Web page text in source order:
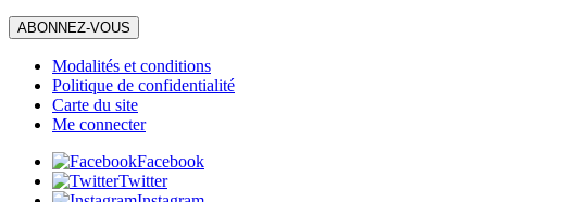
ABONNEZ-VOUS
Modalités et conditions
Politique de confidentialité
Carte du site
Me connecter
Facebook
Twitter